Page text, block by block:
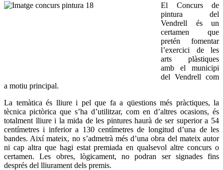
El Concurs de
pintura del
Vendrell és un
certamen que
pretén fomentar
l’exercici de les
arts plàstiques
amb el municipi
del Vendrell com
a motiu principal.
La temàtica és lliure i pel que fa a qüestions més pràctiques, la
tècnica pictòrica que s’ha d’utilitzar, com en d’altres ocasions, és
totalment lliure i la mida de les pintures haurà de ser superior a 54
centímetres i inferior a 130 centímetres de longitud d’una de les
bandes. Així mateix, no s’admetrà més d’una obra del mateix autor
ni cap altra que hagi estat premiada en qualsevol altre concurs o
certamen. Les obres, lògicament, no podran ser signades fins
després del lliurament dels premis.